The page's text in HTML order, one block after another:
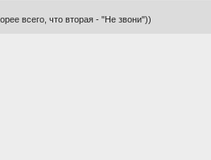
всего, что вторая - "Не звони"))